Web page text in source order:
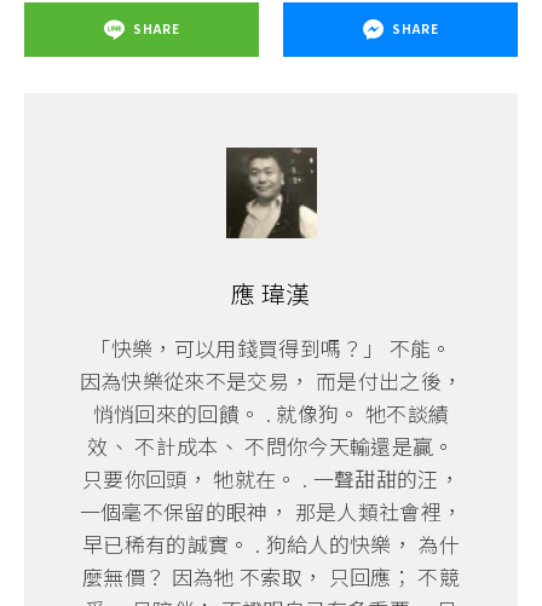
SHARE SHARE
應 瑋漢
「快樂，可以用錢買得到嗎？」 不能。
因為快樂從來不是交易， 而是付出之後，
悄悄回來的回饋。 . 就像狗。 牠不談績
效、 不計成本、 不問你今天輸還是贏。
只要你回頭， 牠就在。 . 一聲甜甜的汪，
一個毫不保留的眼神， 那是人類社會裡，
早已稀有的誠實。 . 狗給人的快樂， 為什
麼無價？ 因為牠 不索取， 只回應； 不競